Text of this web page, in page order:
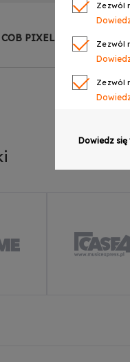
PIXEL BAR 8X40W -
Zezwól
Zezwól
Zezwól
Dowiedz się